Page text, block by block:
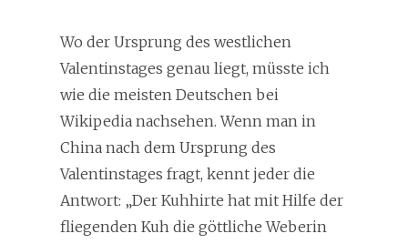
Wo der Ursprung des westlichen
Valentinstages genau liegt, müsste ich
wie die meisten Deutschen bei
Wikipedia nachsehen. Wenn man in
China nach dem Ursprung des
Valentinstages fragt, kennt jeder die
Antwort: „Der Kuhhirte hat mit Hilfe der
fliegenden Kuh die göttliche Weberin